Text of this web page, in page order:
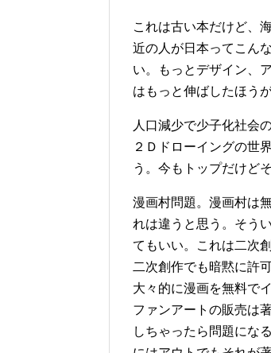
これは古い本だけど、
近の人が日本ってこん
い。もっとデザイン、
はもっと伸ばしたほう
人口減少で少子化社会
２Ｄドローイングの世
う。今もトップだけど
漫画村問題。漫画村は
れは違うと思う。そう
てもいい。これは二次
二次創作でも暗黙に許
大々的に漫画を無料で
ファンアートの販売は
しちゃったら問題にな